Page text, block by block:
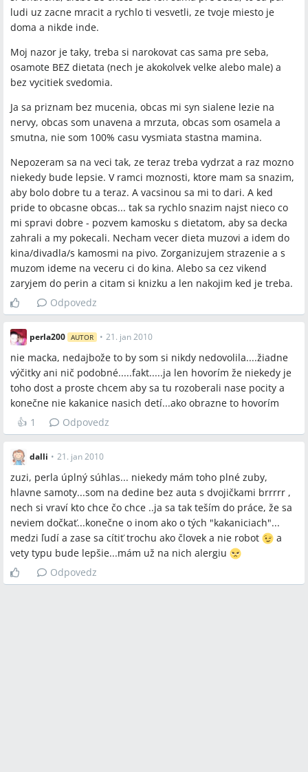
ludi uz zacne mracit a rychlo ti vesvetli, ze tvoje miesto je
doma a nikde inde.
Moj nazor je taky, treba si narokovat cas sama pre seba,
osamote BEZ dietata (nech je akokolvek velke alebo male) a
bez vycitiek svedomia.
Ja sa priznam bez mucenia, obcas mi syn sialene lezie na
nervy, obcas som unavena a mrzuta, obcas som osamela a
smutna, nie som 100% casu vysmiata stastna mamina.
Nepozeram sa na veci tak, ze teraz treba vydrzat a raz mozno
niekedy bude lepsie. V ramci moznosti, ktore mam sa snazim,
aby bolo dobre tu a teraz. A vacsinou sa mi to dari. A ked
pride to obcasne obcas... tak sa rychlo snazim najst nieco co
mi spravi dobre - pozvem kamosku s dietatom, aby sa decka
zahrali a my pokecali. Necham vecer dieta muzovi a idem do
kina/divadla/s kamosmi na pivo. Zorganizujem strazenie a s
muzom ideme na veceru ci do kina. Alebo sa cez vikend
zaryjem do perin a citam si knizku a len nakojim ked je treba.
Odpovedz
perla200 AUTOR • 21. jan 2010
nie macka, nedajbože to by som si nikdy nedovolila....žiadne
výčitky ani nič podobné.....fakt.....ja len hovorím že niekedy je
toho dost a proste chcem aby sa tu rozoberali nase pocity a
konečne nie kakanice nasich detí...ako obrazne to hovorím
👍 1 Odpovedz
dalli • 21. jan 2010
zuzi, perla úplný súhlas... niekedy mám toho plné zuby,
hlavne samoty...som na dedine bez auta s dvojičkami brrrrr ,
nech si vraví kto chce čo chce ..ja sa tak teším do práce, že sa
neviem dočkať...konečne o inom ako o tých "kakaniciach"...
medzi ľudí a zase sa cítiť trochu ako človek a nie robot
a
vety typu bude lepšie...mám už na nich alergiu
Odpovedz